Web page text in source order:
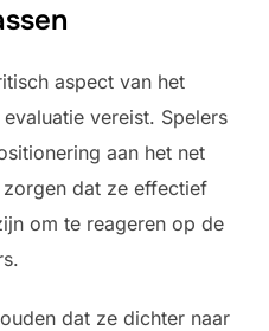
aspect van het
vereist. Spelers
aan het net
dat ze effectief
om te reageren op de
dat ze dichter naar